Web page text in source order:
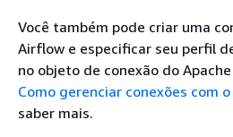
Você também pode criar uma
Airflow e especificar seu perfil
no objeto de conexão do
Como gerenciar conexões com
saber mais.